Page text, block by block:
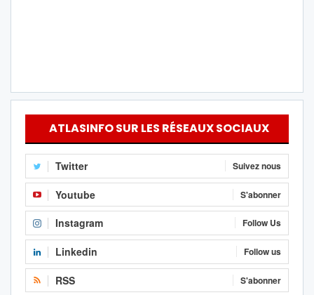
ATLASINFO SUR LES RÉSEAUX SOCIAUX
Twitter Suivez nous
Youtube S'abonner
Instagram Follow Us
Linkedin Follow us
RSS S'abonner